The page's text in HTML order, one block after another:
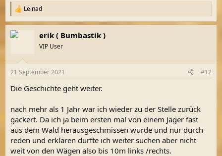
R
e
a
k
e
:
Leinad
erik ( Bumbastik )
VIP User
21 September 2021 #12
Die Geschichte geht weiter.
nach mehr als 1 Jahr war ich wieder zu der Stelle zurück
gackert. Da ich ja beim ersten mal von einem Jäger fast
aus dem Wald herausgeschmissen wurde und nur durch
reden und erklären durfte ich weiter suchen aber nicht
weit von den Wägen also bis 10m links /rechts.